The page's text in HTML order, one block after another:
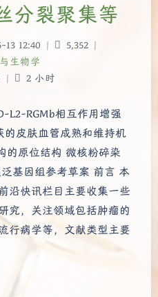
分裂聚集等
13 12:40 | 5,352 |
生物学
| 2 小时
L2-RGMb相互作用增强
皮肤血管成熟和维持机
的原位结构 微核粉碎染
基因组参考草案 前言 本
沿快讯栏目主要收集一些
究，关注领域包括肿瘤的
行病学等，文献类型主要